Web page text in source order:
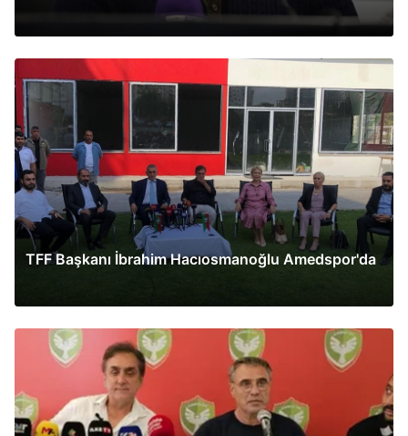
TFF Başkanı İbrahim Hacıosmanoğlu Amedspor'da